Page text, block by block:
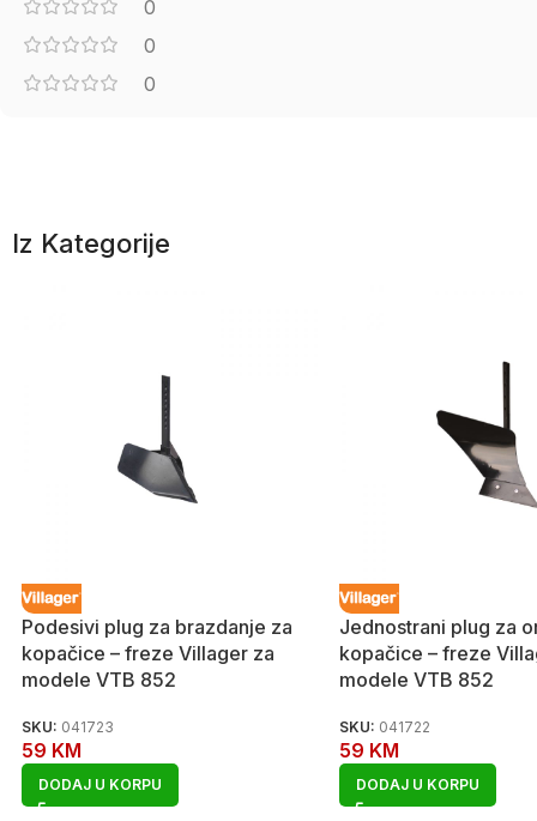
0
0
0
Iz Kategorije
Podesivi plug za brazdanje za
kopačice – freze Villager za
modele VTB 852
SKU: 041723
59 KM
DODAJ U KORPU
Jednostrani plug za
kopačice – freze
modele VTB 852
SKU: 041722
59 KM
DODAJ U KORPU